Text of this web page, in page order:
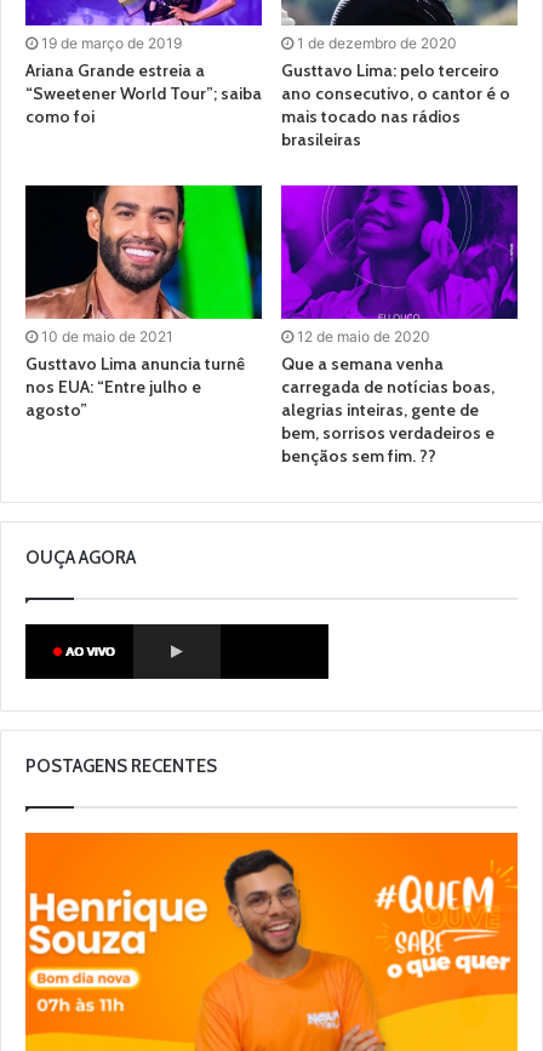
19 de março de 2019
Ariana Grande estreia a
“Sweetener World Tour”; saiba
como foi
1 de dezembro de 2020
Gusttavo Lima: pelo terceiro
ano consecutivo, o cantor é o
mais tocado nas rádios
brasileiras
10 de maio de 2021
Gusttavo Lima anuncia turnê
nos EUA: “Entre julho e
agosto”
12 de maio de 2020
Que a semana venha
carregada de notícias boas,
alegrias inteiras, gente de
bem, sorrisos verdadeiros e
bençãos sem fim. ??
OUÇA AGORA
POSTAGENS RECENTES